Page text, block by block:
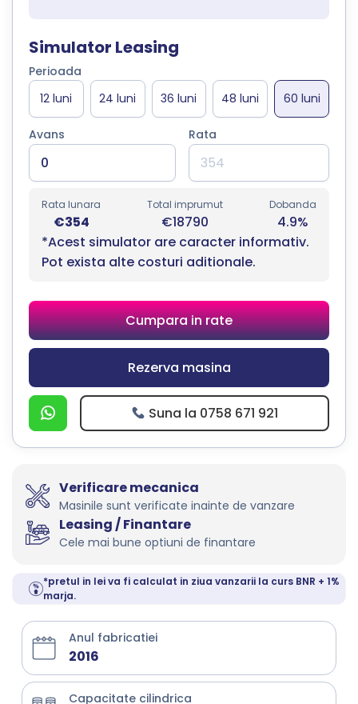
Simulator Leasing
Perioada
Avans Rata
Rata lunara
€354
Total imprumut
€18790
Dobanda
4.9%
*Acest simulator are caracter informativ.
Pot exista alte costuri aditionale.
Cumpara in rate
Rezerva masina
Suna la 0758 671 921
Verificare mecanica
Masinile sunt verificate inainte de vanzare
Leasing / Finantare
Cele mai bune optiuni de finantare
*pretul in lei va fi calculat in ziua vanzarii la curs BNR + 1%
marja.
Anul fabricatiei
2016
Capacitate cilindrica